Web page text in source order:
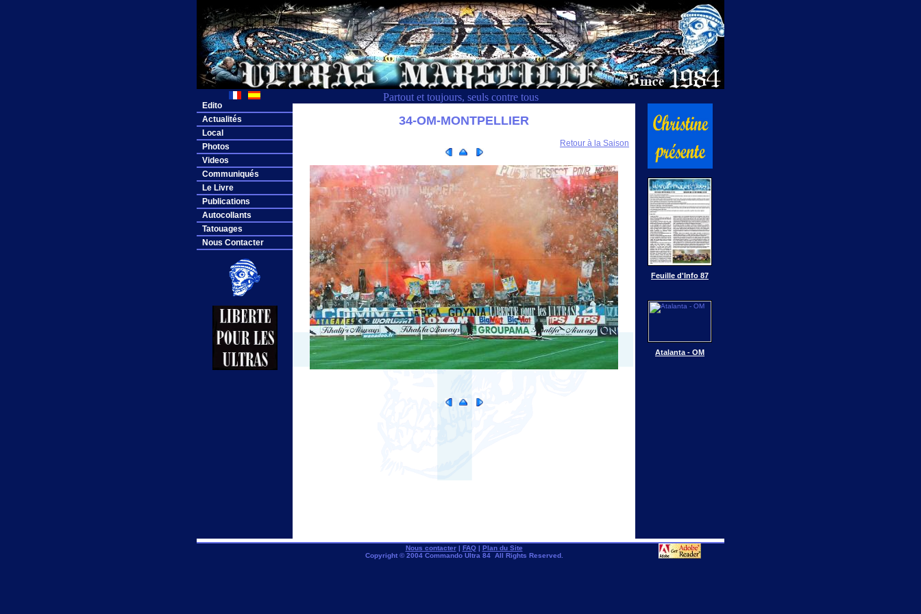
Partout et toujours, seuls contre tous
Edito
Actualités
Local
Photos
Videos
Communiqués
Le Livre
Publications
Autocollants
Tatouages
Nous Contacter
34-OM-MONTPELLIER
Retour à la Saison
Feuille d'Info 87
Atalanta - OM
Nous contacter| FAQ| Plan du Site
Copyright © 2004 Commando Ultra 84 All Rights Reserved.